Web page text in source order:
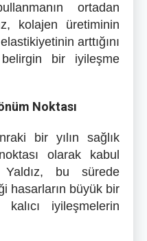
ortadan
kolajen üretiminin
arttığını
bir iyileşme
Noktası
bir yılın sağlık
olarak kabul
bu sürede
hasarların büyük bir
kalıcı iyileşmelerin